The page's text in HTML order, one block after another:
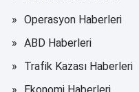
Operasyon Haberleri
ABD Haberleri
Trafik Kazası Haberleri